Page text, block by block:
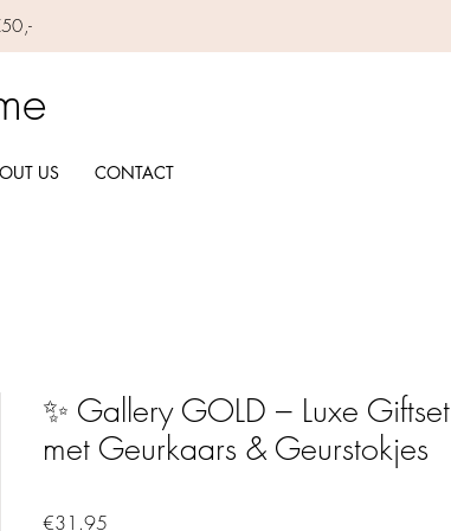
US CONTACT
✨ Gallery GOLD – Luxe Giftset
met Geurkaars & Geurstokjes
€31.95